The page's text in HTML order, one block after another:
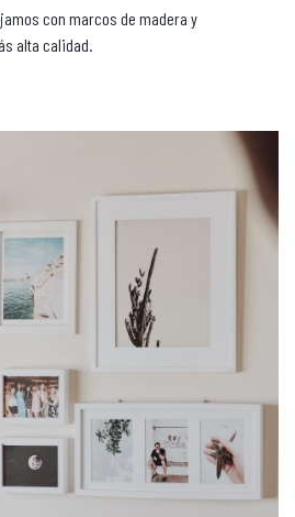
con marcos de madera y
alta calidad.